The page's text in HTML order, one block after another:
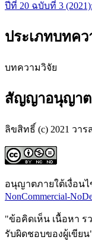
ปีที่ 20 ฉบับที่ 3
ประเภทบทคว
บทความวิจัย
สัญญาอนุญาต
ลิขสิทธิ์ (c) 2021 วา
อนุญาตภายใต้เงื่อนไ
NonCommercial-
"ข้อคิดเห็น เนื้อหา
รับผิดชอบของผู้เขียน